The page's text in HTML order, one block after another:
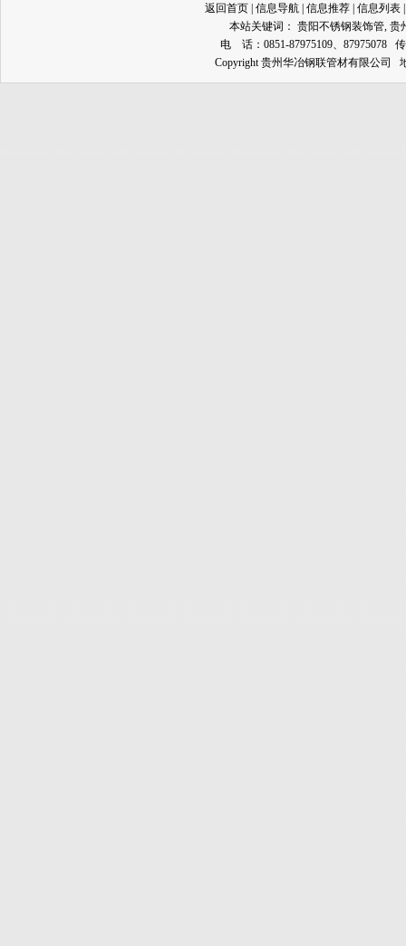
返回首页 | 信息导航 | 信息推荐 | 信息列表
本站关键词： 贵阳不锈钢装饰管 贵
电 话：0851-87975109、87975078
Copyright 贵州华冶钢联管材有限公